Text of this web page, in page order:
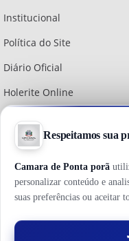
Institucional
Política do Site
Diário Oficial
Holerite Online
Brasil Transparente
Copyright © 2026 - Câmara